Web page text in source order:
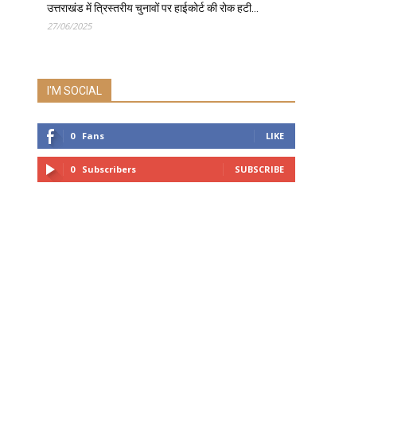
उत्तराखंड में त्रिस्तरीय चुनावों पर हाईकोर्ट की रोक हटी…
27/06/2025
I'M SOCIAL
0 Fans LIKE
0 Subscribers SUBSCRIBE